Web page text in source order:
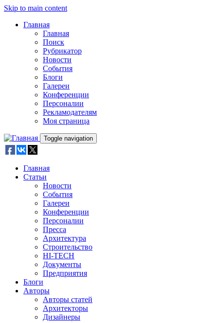
Skip to main content
Главная
Главная
Поиск
Рубрикатор
Новости
События
Блоги
Галереи
Конференции
Персоналии
Рекламодателям
Моя страница
Toggle navigation
Главная
Статьи
Новости
События
Галереи
Конференции
Персоналии
Пресса
Архитектура
Строительство
HI-TECH
Документы
Предприятия
Блоги
Авторы
Авторы статей
Архитекторы
Дизайнеры